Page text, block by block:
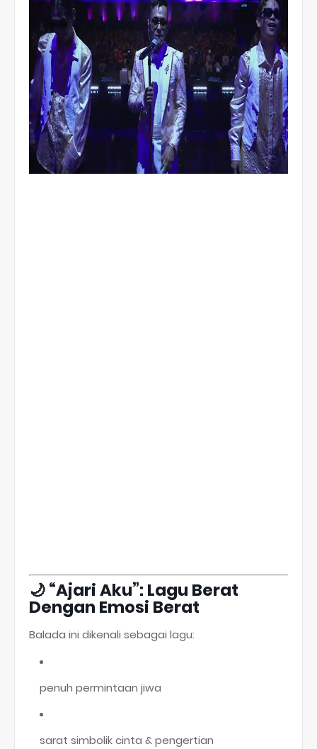
🌙“Ajari Aku”: Lagu Berat
Dengan Emosi Berat
Balada ini dikenali sebagai lagu:
penuh permintaan jiwa
sarat simbolik cinta & pengertian